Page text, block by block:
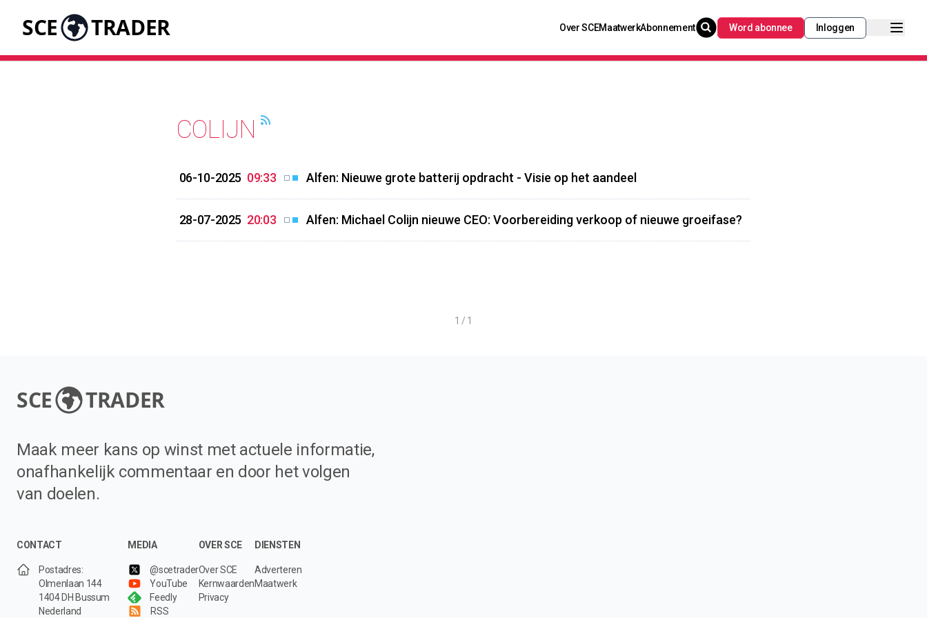
SCE TRADER Over SCEMaatwerkAbonnement Word abonnee Inloggen
COLIJN
06-10-2025 09:33 Alfen: Nieuwe grote batterij opdracht - Visie op het aandeel
28-07-2025 20:03 Alfen: Michael Colijn nieuwe CEO: Voorbereiding verkoop of nieuwe groeifase?
1 / 1
SCE TRADER
Maak meer kans op winst met actuele informatie,
onafhankelijk commentaar en door het volgen
van doelen.
CONTACT
Postadres:
Olmenlaan 144
1404 DH Bussum
Nederland
MEDIA
@scetrader
YouTube
Feedly
RSS
OVER SCE
Over SCE
Kernwaarden
Privacy
DIENSTEN
Adverteren
Maatwerk